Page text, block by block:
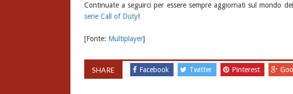
Continuate a seguirci per essere sempre aggiornati sul mondo dei
serie Call of Duty!
[Fonte: Multiplayer]
SHARE Facebook Twitter Pinterest